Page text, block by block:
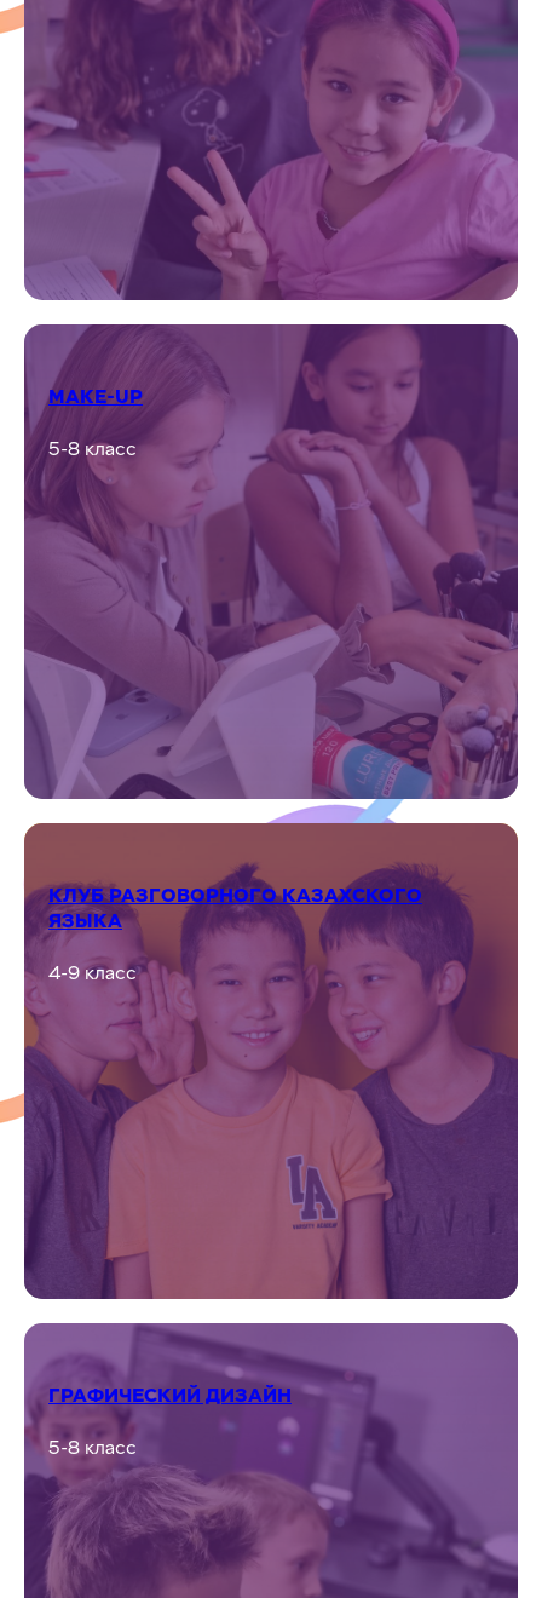
ЛЕПКА ИЗ ПЛАСТИЛИНА
1 класс
Подробнее
3D-МОДЕЛИРОВАНИЕ И 3D-ПЕЧАТЬ
MAKE-UP
5-8 класс
КЛУБ РАЗГОВОРНОГО КАЗАХСКОГО
ЯЗЫКА